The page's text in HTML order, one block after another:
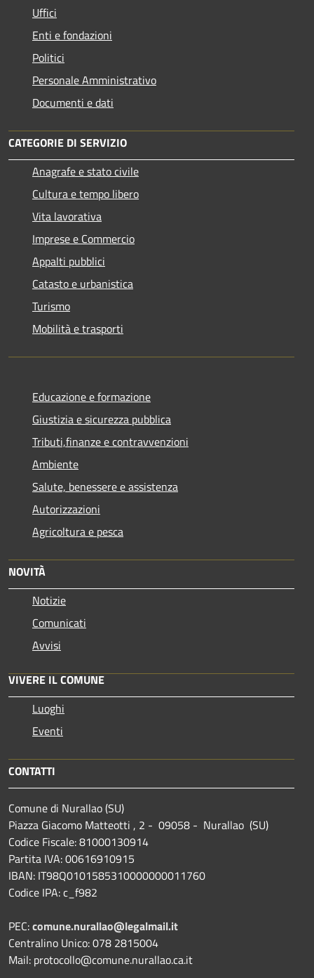
Uffici
Enti e fondazioni
Politici
Personale Amministrativo
Documenti e dati
CATEGORIE DI SERVIZIO
Anagrafe e stato civile
Cultura e tempo libero
Vita lavorativa
Imprese e Commercio
Appalti pubblici
Catasto e urbanistica
Turismo
Mobilità e trasporti
Educazione e formazione
Giustizia e sicurezza pubblica
Tributi,finanze e contravvenzioni
Ambiente
Salute, benessere e assistenza
Autorizzazioni
Agricoltura e pesca
NOVITÀ
Notizie
Comunicati
Avvisi
VIVERE IL COMUNE
Luoghi
Eventi
CONTATTI
Comune di Nurallao (SU)
Piazza Giacomo Matteotti , 2 - 09058 - Nurallao (SU)
Codice Fiscale: 81000130914
Partita IVA: 00616910915
IBAN: IT98Q0101585310000000011760
Codice IPA: c_f982
PEC:comune.nurallao@legalmail.it
Centralino Unico: 078 2815004
Mail: protocollo@comune.nurallao.ca.it